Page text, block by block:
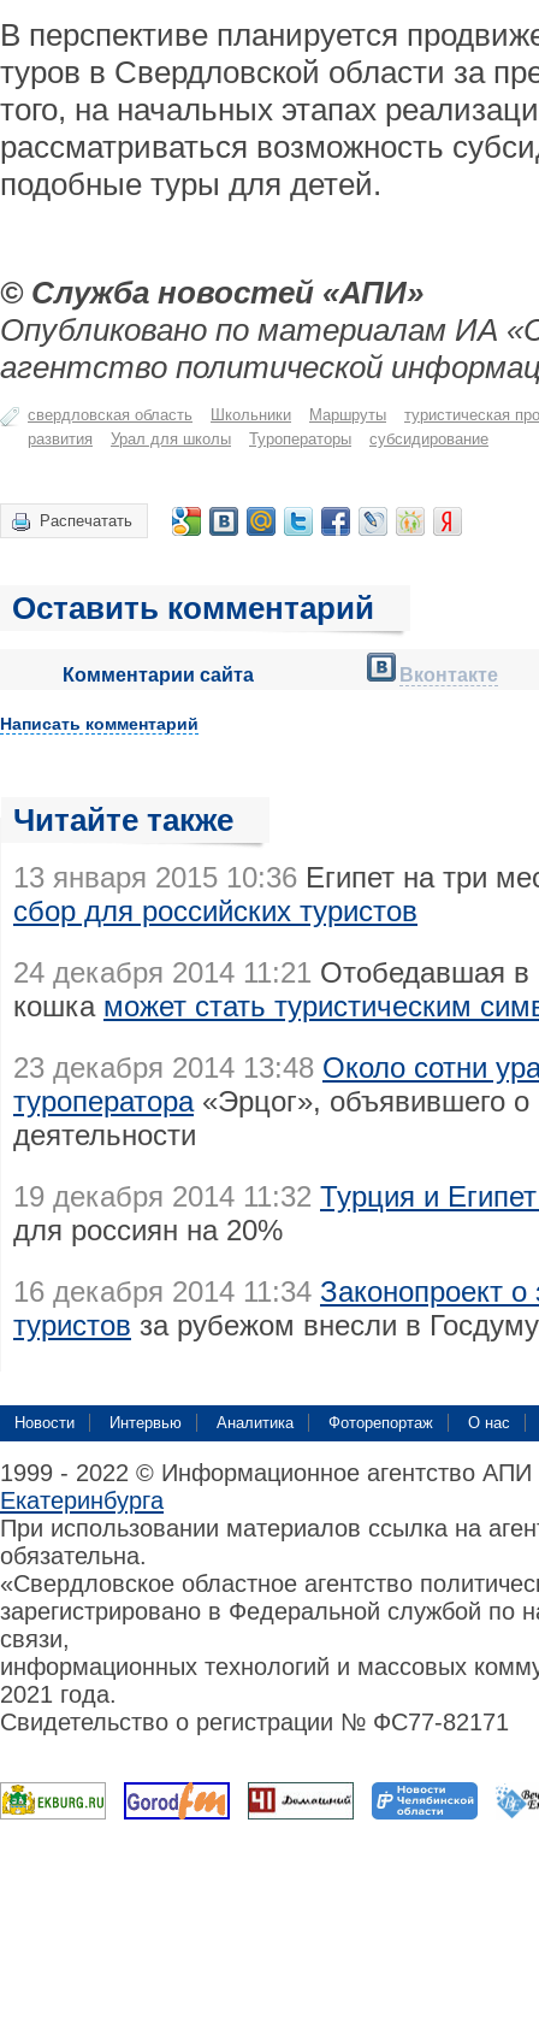
В перспективе планируется
туров в Свердловской области за
того, на начальных этапах
рассматриваться возможность
подобные туры для детей.
© Служба новостей «АПИ»
Опубликовано по материалам ИА
агентство политической
свердловская область Школьники Маршруты
туристическая
развития
Урал для школы Туроператоры субсидирование
Распечатать
Оставить комментарий
Комментарии сайта Вконтакте
Написать комментарий
Читайте также
13 января 2015 10:36 Египет на три
сбор для российских туристов
24 декабря 2014 11:21 Отобедавшая в
кошка может стать туристическим
23 декабря 2014 13:48 Около сотни
туроператора«Эрцог», объявившего о
деятельности
19 декабря 2014 11:32 Турция и
для россиян на 20%
16 декабря 2014 11:34 Законопроект
туристов за рубежом внесли в Госдуму
Новости Интервью Аналитика Фоторепортаж О нас
1999 - 2022 © Информационное агентство
Екатеринбурга
При использовании материалов ссылка на
обязательна.
«Свердловское областное агентство
зарегистрировано в Федеральной службой по
связи,
информационных технологий и массовых
2021 года.
Свидетельство о регистрации № ФС77-82171